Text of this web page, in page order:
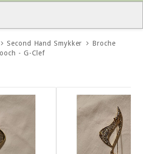
Second Hand Smykker
Broche
- G-Clef